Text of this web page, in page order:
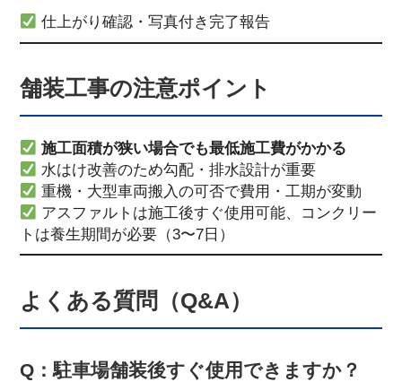
仕上がり確認・写真付き完了報告
舗装工事の注意ポイント
施工面積が狭い場合でも最低施工費がかかる
水はけ改善のため勾配・排水設計が重要
重機・大型車両搬入の可否で費用・工期が変動
アスファルトは施工後すぐ使用可能、コンクリー
トは養生期間が必要（3〜7日）
よくある質問（Q&A）
Q：駐車場舗装後すぐ使用できますか？